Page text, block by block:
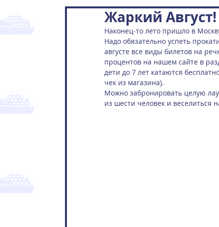
Жаркий Август!
Наконец-то лето пришло в
Надо обязательно успеть
августе все виды билетов на
процентов на нашем сайте в
дети до 7 лет катаются
чек из магазина).
Можно забронировать целую
из шести человек и веселиться